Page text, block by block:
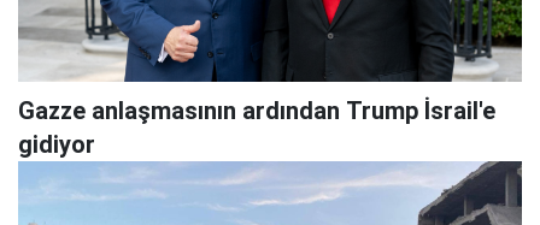
Gazze anlaşmasının ardından Trump İsrail'e
gidiyor